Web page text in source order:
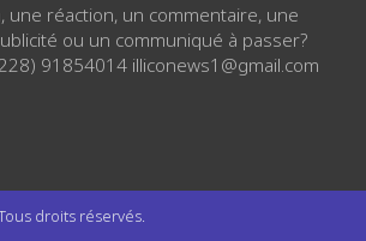
une réaction, un commentaire, une
ou un communiqué à passer?
91854014 illiconews1@gmail.com
droits réservés.